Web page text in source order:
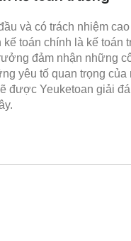
và có trách nhiệm
kế toán chính là kế toán
đảm nhận những
yêu tố quan trọng của
được Yeuketoan giải